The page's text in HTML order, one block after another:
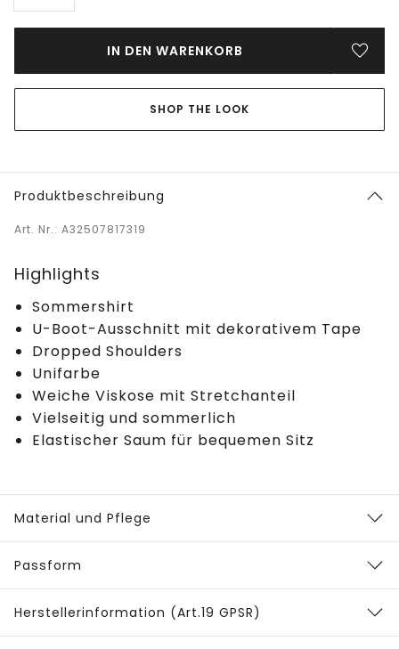
IN DEN WARENKORB
SHOP THE LOOK
Produktbeschreibung
Art. Nr.: A32507817319
Highlights
Sommershirt
U-Boot-Ausschnitt mit dekorativem Tape
Dropped Shoulders
Unifarbe
Weiche Viskose mit Stretchanteil
Vielseitig und sommerlich
Elastischer Saum für bequemen Sitz
Material und Pflege
Passform
Herstellerinformation (Art.19 GPSR)